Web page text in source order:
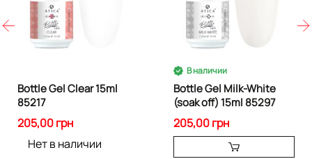
Bottle Gel Сlear 15ml
85217
205,00 грн
Нет в наличии
В наличии
Bottle Gel Milk-White
(soak off) 15ml 85297
205,00 грн